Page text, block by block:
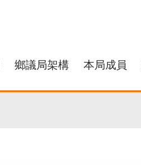
鄉議局架構 本局成員